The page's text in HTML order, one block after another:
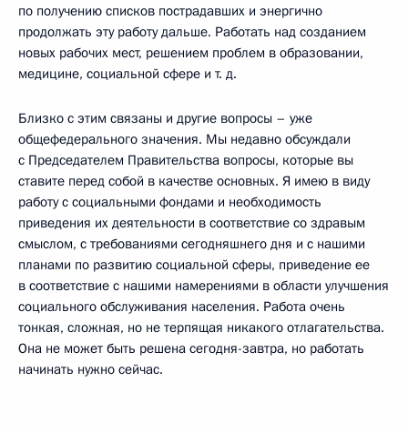
по получению списков пострадавших и энергично
продолжать эту работу дальше. Работать над созданием
новых рабочих мест, решением проблем в образовании,
медицине, социальной сфере и т. д.
Близко с этим связаны и другие вопросы – уже
общефедерального значения. Мы недавно обсуждали
с Председателем Правительства вопросы, которые вы
ставите перед собой в качестве основных. Я имею в виду
работу с социальными фондами и необходимость
приведения их деятельности в соответствие со здравым
смыслом, с требованиями сегодняшнего дня и с нашими
планами по развитию социальной сферы, приведение ее
в соответствие с нашими намерениями в области улучшения
социального обслуживания населения. Работа очень
тонкая, сложная, но не терпящая никакого отлагательства.
Она не может быть решена сегодня-завтра, но работать
начинать нужно сейчас.